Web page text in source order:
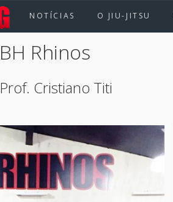
NOTÍCIAS O JIU-JITSU
BH Rhinos
Prof. Cristiano Titi